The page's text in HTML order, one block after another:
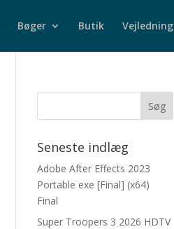
Bøger Butik Vejledning
Seneste indlæg
Adobe After Effects 2023
Portable exe [Final] (x64)
Final
Super Troopers 3 2026 HDTV